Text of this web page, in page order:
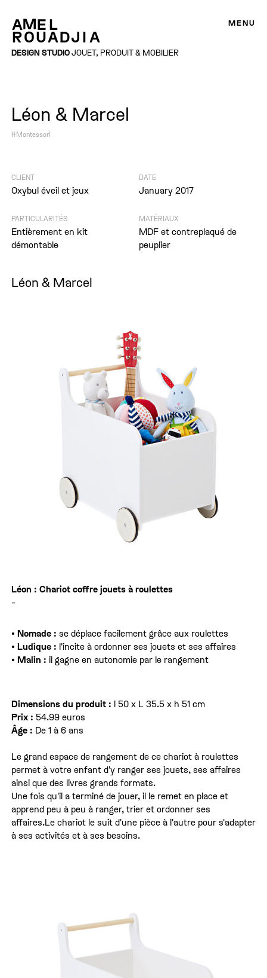
DESIGN STUDIOJOUET, PRODUIT & MOBILIER
MENU
Léon & Marcel
#Montessori
CLIENT
Oxybul éveil et jeux
DATE
January 2017
PARTICULARITÉS
Entièrement en kit
démontable
MATÉRIAUX
MDF et contreplaqué de
peuplier
Léon & Marcel
Léon : Chariot coffre jouets à roulettes
-
• Nomade : se déplace facilement grâce aux roulettes
• Ludique : l'incite à ordonner ses jouets et ses affaires
• Malin : il gagne en autonomie par le rangement
Dimensions du produit : l 50 x L 35.5 x h 51 cm
Prix : 54.99 euros
Âge : De 1 à 6 ans
Le grand espace de rangement de ce chariot à roulettes
permet à votre enfant d'y ranger ses jouets, ses affaires
ainsi que des livres grands formats.
Une fois qu'il a terminé de jouer, il le remet en place et
apprend peu à peu à ranger, trier et ordonner ses
affaires.Le chariot le suit d'une pièce à l'autre pour s'adapter
à ses activités et à ses besoins.